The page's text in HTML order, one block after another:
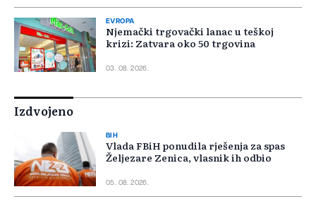
EVROPA
Njemački trgovački lanac u teškoj
krizi: Zatvara oko 50 trgovina
03. 08. 2026.
Izdvojeno
BIH
Vlada FBiH ponudila rješenja za spas
Željezare Zenica, vlasnik ih odbio
05. 08. 2026.